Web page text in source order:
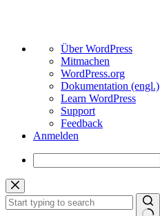
Über
WordPress
Über WordPress
Mitmachen
WordPress.org
Dokumentation (engl.)
Learn WordPress
Support
Feedback
Anmelden
Zum
Inhalt
springen